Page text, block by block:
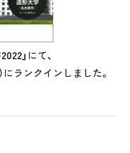
」 にて、
にランクインしました。